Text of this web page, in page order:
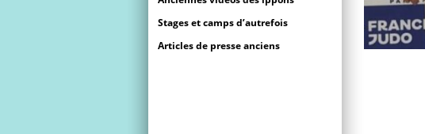
Stages et camps d’autrefois
Articles de presse anciens